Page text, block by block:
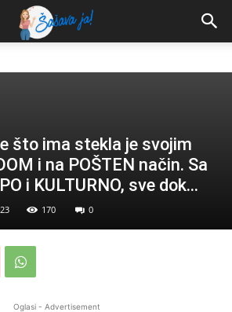
što ima stekla je svojim
i na POŠTEN način. Sa
i KULTURNO, sve dok…
170 0
Oglasi - Advertisement